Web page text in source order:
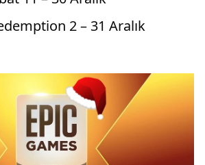
2 – 31 Aralık